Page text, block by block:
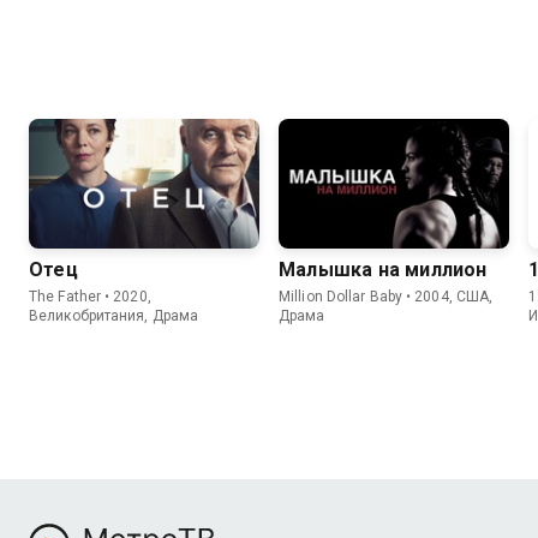
Отец
The Father • 2020,
Великобритания, Драма
Малышка на миллион
Million Dollar Baby • 2004, США,
Драма